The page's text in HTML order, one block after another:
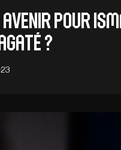
avenir pour
?